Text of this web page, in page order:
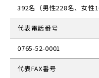
392名（男性228名、女性
代表電話番号
0765-52-0001
代表FAX番号